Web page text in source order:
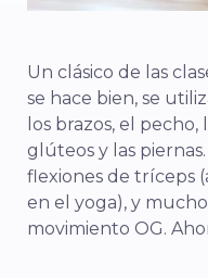
Un clásico de las
se hace bien, se
los brazos, el pecho,
glúteos y las
flexiones de tríceps
en el yoga), y
movimiento OG.